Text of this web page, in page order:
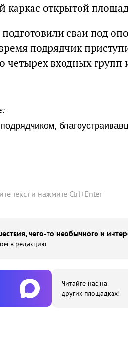
каркас открытой
сваи под
подрядчик
четырех входных
текст и нажмите Ctrl+Enter
чего-то необычного и
в редакцию
Читайте нас на
других площадках!